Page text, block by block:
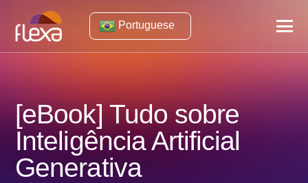
Portuguese
[eBook] Tudo sobre
Inteligência Artificial
Generativa